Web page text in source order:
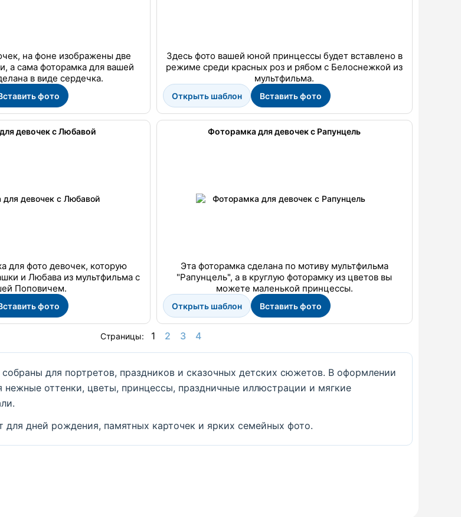
на фоне изображены две
а сама фоторамка для вашей
в виде сердечка.
фото
Здесь фото вашей юной принцессы будет вставлено в
режиме среди красных роз и рябом с Белоснежкой из
мультфильма.
Открыть шаблон Вставить фото
девочек с Любавой
для фото девочек, которую
и Любава из мультфильма с
Поповичем.
фото
Фоторамка для девочек с Рапунцель
Эта фоторамка сделана по мотиву мультфильма
"Рапунцель", а в круглую фоторамку из цветов вы
можете маленькой принцессы.
Открыть шаблон Вставить фото
Страницы: 1 2 3 4
для портретов, праздников и сказочных детских сюжетов. В оформлении
нежные оттенки, цветы, принцессы, праздничные иллюстрации и мягкие
для дней рождения, памятных карточек и ярких семейных фото.